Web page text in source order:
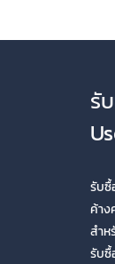
รั
รับซื้
ค้าง
สำห
รับซื้